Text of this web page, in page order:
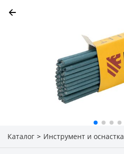
Каталог > Инструмент и оснастка